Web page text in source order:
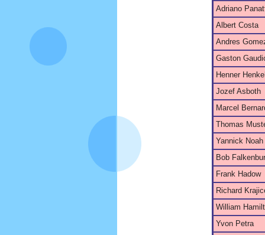
Adriano
Albert Costa
Andres
Gaston
Henner
Jozef Asboth
Marcel
Thomas
Yannick Noah
Bob
Frank Hadow
Richard
William
Yvon Petra